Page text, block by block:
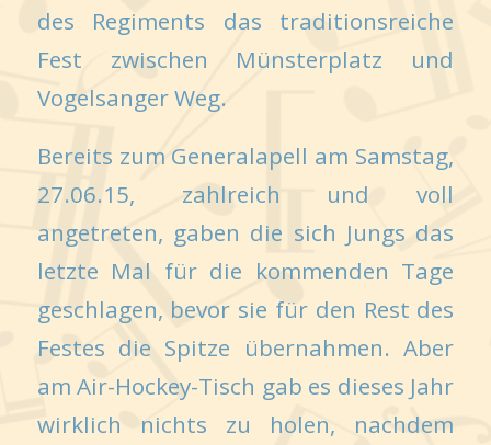
des Regiments das traditionsreiche
Fest zwischen Münsterplatz und
Vogelsanger Weg.
Bereits zum Generalapell am Samstag,
27.06.15, zahlreich und voll
angetreten, gaben die sich Jungs das
letzte Mal für die kommenden Tage
geschlagen, bevor sie für den Rest des
Festes die Spitze übernahmen. Aber
am Air-Hockey-Tisch gab es dieses Jahr
wirklich nichts zu holen, nachdem